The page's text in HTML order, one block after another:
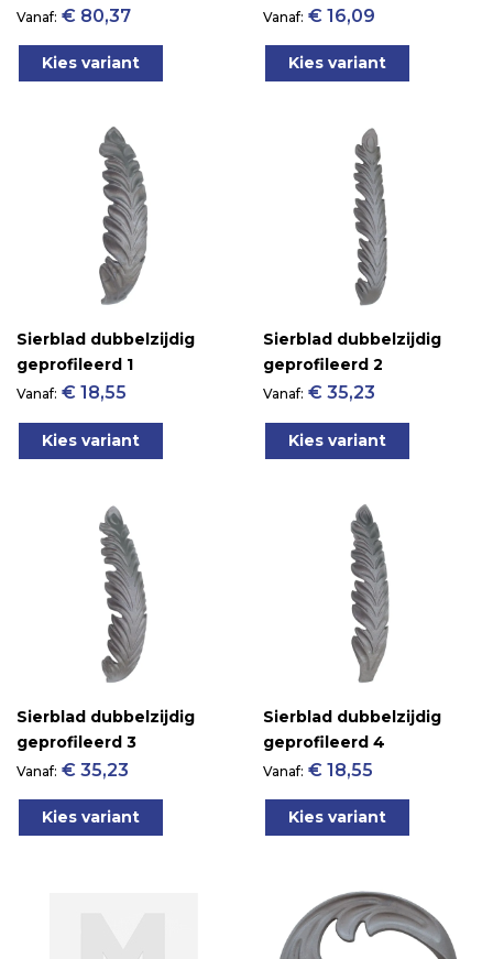
Vanaf € 80,37
Kies variant
Vanaf € 16,09
Kies variant
Sierblad dubbelzijdig
geprofileerd 1
Vanaf € 18,55
Kies variant
Sierblad dubbelzijdig
geprofileerd 2
Vanaf € 35,23
Kies variant
Sierblad dubbelzijdig
geprofileerd 3
Vanaf € 35,23
Kies variant
Sierblad dubbelzijdig
geprofileerd 4
Vanaf € 18,55
Kies variant